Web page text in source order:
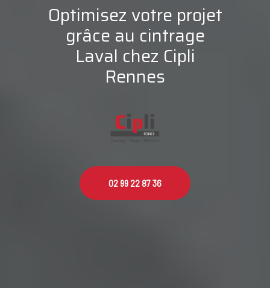
Optimisez votre projet
grâce au cintrage
Laval chez Cipli
Rennes
02 99 22 87 36